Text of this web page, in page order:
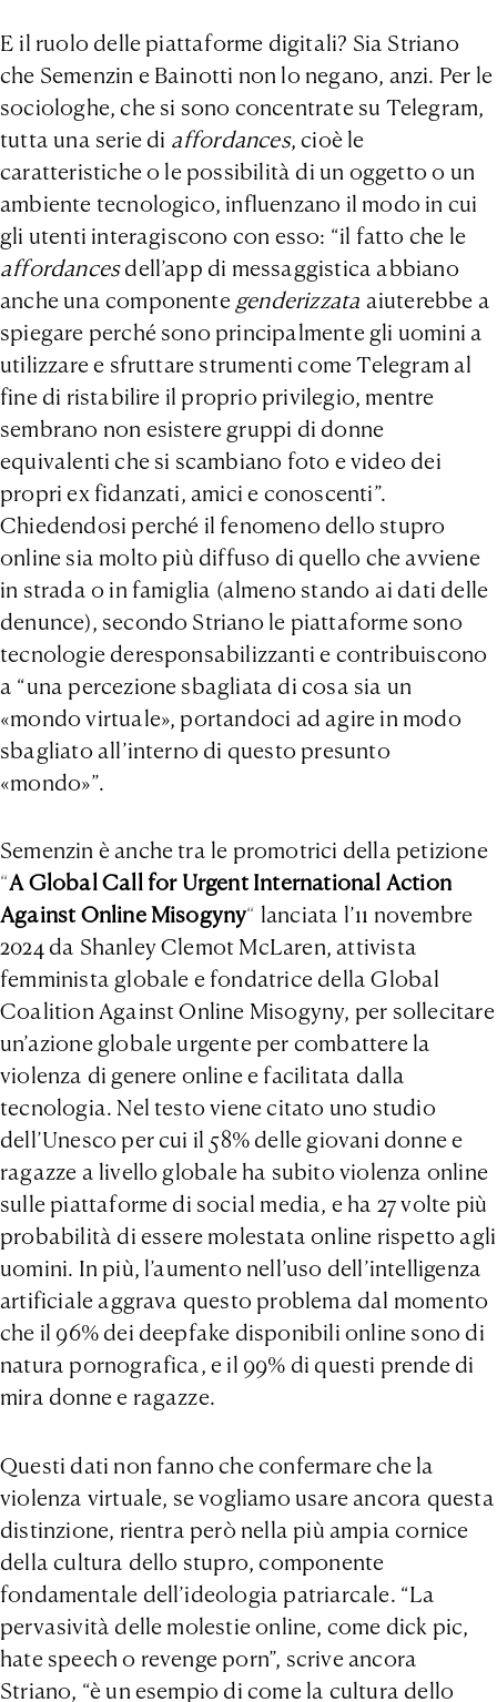
E il ruolo delle piattaforme digitali? Sia Striano
che Semenzin e Bainotti non lo negano, anzi. Per le
sociologhe, che si sono concentrate su Telegram,
tutta una serie di affordances, cioè le
caratteristiche o le possibilità di un oggetto o un
ambiente tecnologico, influenzano il modo in cui
gli utenti interagiscono con esso: “il fatto che le
affordancesdell’app di messaggistica abbiano
anche una componente genderizzata aiuterebbe a
spiegare perché sono principalmente gli uomini a
utilizzare e sfruttare strumenti come Telegram al
fine di ristabilire il proprio privilegio, mentre
sembrano non esistere gruppi di donne
equivalenti che si scambiano foto e video dei
propri ex fidanzati, amici e conoscenti”.
Chiedendosi perché il fenomeno dello stupro
online sia molto più diffuso di quello che avviene
in strada o in famiglia (almeno stando ai dati delle
denunce), secondo Striano le piattaforme sono
tecnologie deresponsabilizzanti e contribuiscono
a “una percezione sbagliata di cosa sia un
«mondo virtuale», portandoci ad agire in modo
sbagliato all’interno di questo presunto
«mondo»”.
Semenzin è anche tra le promotrici della petizione
“A Global Call for Urgent International Action
Against Online Misogyny“ lanciata l’11 novembre
2024 da Shanley Clemot McLaren, attivista
femminista globale e fondatrice della Global
Coalition Against Online Misogyny, per sollecitare
un’azione globale urgente per combattere la
violenza di genere online e facilitata dalla
tecnologia. Nel testo viene citato uno studio
dell’Unesco per cui il 58% delle giovani donne e
ragazze a livello globale ha subito violenza online
sulle piattaforme di social media, e ha 27 volte più
probabilità di essere molestata online rispetto agli
uomini. In più, l’aumento nell’uso dell’intelligenza
artificiale aggrava questo problema dal momento
che il 96% dei deepfake disponibili online sono di
natura pornografica, e il 99% di questi prende di
mira donne e ragazze.
Questi dati non fanno che confermare che la
violenza virtuale, se vogliamo usare ancora questa
distinzione, rientra però nella più ampia cornice
della cultura dello stupro, componente
fondamentale dell’ideologia patriarcale. “La
pervasività delle molestie online, come dick pic,
hate speech o revenge porn”, scrive ancora
Striano, “è un esempio di come la cultura dello